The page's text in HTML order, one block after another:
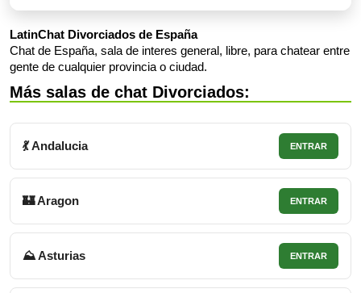
LatinChat Divorciados de España
Chat de España, sala de interes general, libre, para chatear entre
gente de cualquier provincia o ciudad.
Más salas de chat Divorciados:
💃 Andalucia ENTRAR
🏰 Aragon ENTRAR
⛰ Asturias ENTRAR